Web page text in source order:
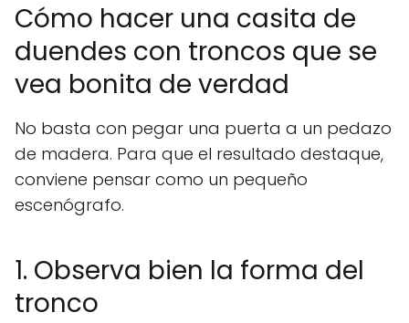
Cómo hacer una casita de
duendes con troncos que se
vea bonita de verdad
No basta con pegar una puerta a un pedazo
de madera. Para que el resultado destaque,
conviene pensar como un pequeño
escenógrafo.
1. Observa bien la forma del
tronco